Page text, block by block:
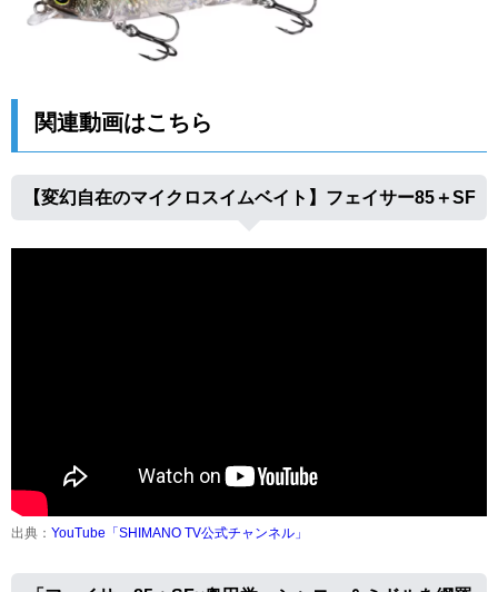
関連動画はこちら
【変幻自在のマイクロスイムベイト】フェイサー85＋SF
出典： YouTube「SHIMANO TV公式チャンネル」